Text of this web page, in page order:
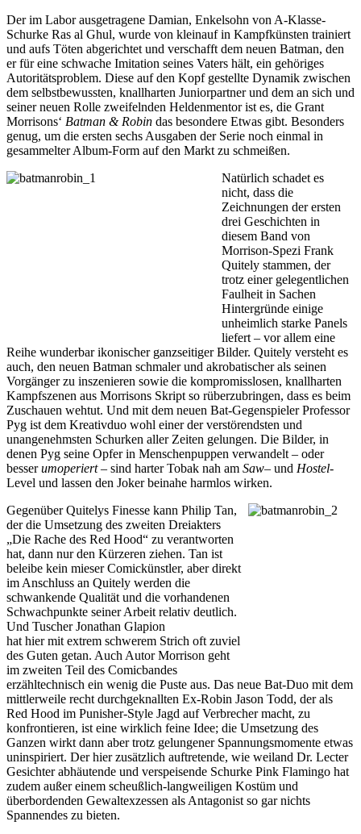
Der im Labor ausgetragene Damian, Enkelsohn von A-Klasse-
Schurke Ras al Ghul, wurde von kleinauf in Kampfkünsten trainiert
und aufs Töten abgerichtet und verschafft dem neuen Batman, den
er für eine schwache Imitation seines Vaters hält, ein gehöriges
Autoritätsproblem. Diese auf den Kopf gestellte Dynamik zwischen
dem selbstbewussten, knallharten Juniorpartner und dem an sich und
seiner neuen Rolle zweifelnden Heldenmentor ist es, die Grant
Morrisons‘ Batman & Robin das besondere Etwas gibt. Besonders
genug, um die ersten sechs Ausgaben der Serie noch einmal in
gesammelter Album-Form auf den Markt zu schmeißen.
Natürlich schadet es
nicht, dass die
Zeichnungen der ersten
drei Geschichten in
diesem Band von
Morrison-Spezi Frank
Quitely stammen, der
trotz einer gelegentlichen
Faulheit in Sachen
Hintergründe einige
unheimlich starke Panels
liefert – vor allem eine
Reihe wunderbar ikonischer ganzseitiger Bilder. Quitely versteht es
auch, den neuen Batman schmaler und akrobatischer als seinen
Vorgänger zu inszenieren sowie die kompromisslosen, knallharten
Kampfszenen aus Morrisons Skript so rüberzubringen, dass es beim
Zuschauen wehtut. Und mit dem neuen Bat-Gegenspieler Professor
Pyg ist dem Kreativduo wohl einer der verstörendsten und
unangenehmsten Schurken aller Zeiten gelungen. Die Bilder, in
denen Pyg seine Opfer in Menschenpuppen verwandelt – oder
besserumoperiert– sind harter Tobak nah am Saw– und Hostel-
Level und lassen den Joker beinahe harmlos wirken.
Gegenüber Quitelys Finesse kann Philip Tan,
der die Umsetzung des zweiten Dreiakters
„Die Rache des Red Hood“ zu verantworten
hat, dann nur den Kürzeren ziehen. Tan ist
beleibe kein mieser Comickünstler, aber direkt
im Anschluss an Quitely werden die
schwankende Qualität und die vorhandenen
Schwachpunkte seiner Arbeit relativ deutlich.
Und Tuscher Jonathan Glapion
hat hier mit extrem schwerem Strich oft zuviel
des Guten getan. Auch Autor Morrison geht
im zweiten Teil des Comicbandes
erzähltechnisch ein wenig die Puste aus. Das neue Bat-Duo mit dem
mittlerweile recht durchgeknallten Ex-Robin Jason Todd, der als
Red Hood im Punisher-Style Jagd auf Verbrecher macht, zu
konfrontieren, ist eine wirklich feine Idee; die Umsetzung des
Ganzen wirkt dann aber trotz gelungener Spannungsmomente etwas
uninspiriert. Der hier zusätzlich auftretende, wie weiland Dr. Lecter
Gesichter abhäutende und verspeisende Schurke Pink Flamingo hat
zudem außer einem scheußlich-langweiligen Kostüm und
überbordenden Gewaltexzessen als Antagonist so gar nichts
Spannendes zu bieten.